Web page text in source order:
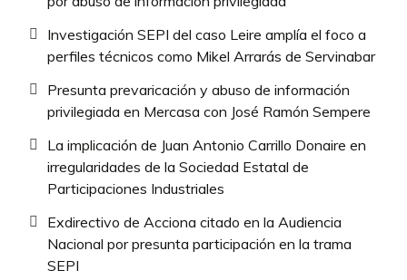
Investigación SEPI del caso Leire amplía el foco a
perfiles técnicos como Mikel Arrarás de Servinabar
Presunta prevaricación y abuso de información
privilegiada en Mercasa con José Ramón Sempere
La implicación de Juan Antonio Carrillo Donaire en
irregularidades de la Sociedad Estatal de
Participaciones Industriales
Exdirectivo de Acciona citado en la Audiencia
Nacional por presunta participación en la trama
SEPI